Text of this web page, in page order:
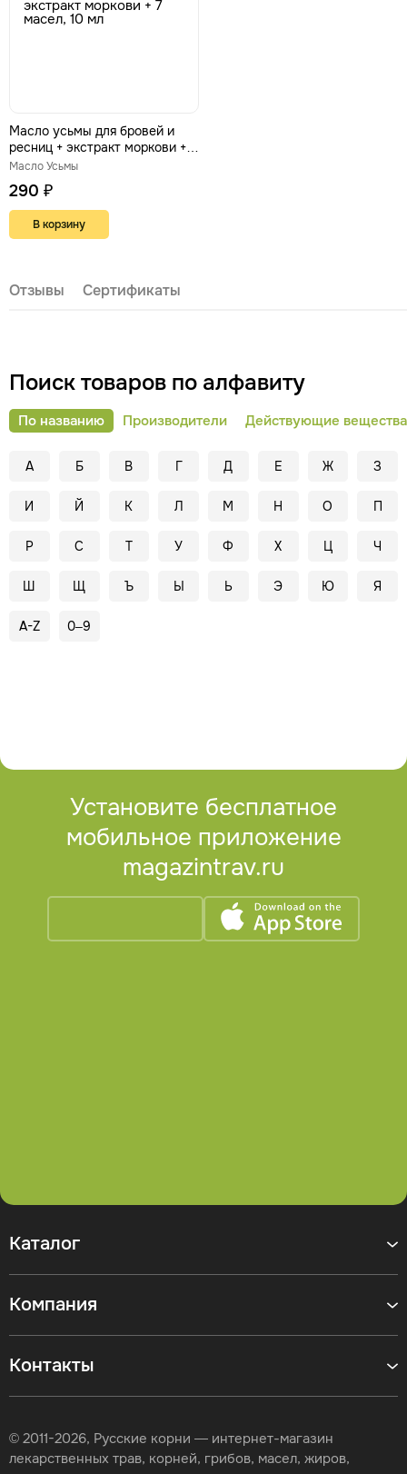
Масло усьмы для бровей и
ресниц + экстракт моркови + 7
масел, 10 мл
Масло Усьмы
290 ₽
В корзину
Отзывы Сертификаты
Поиск товаров по алфавиту
По названию Производители Действующие вещества
А Б В Г Д Е Ж З
И Й К Л М Н О П
Р С Т У Ф Х Ц Ч
Ш Щ Ъ Ы Ь Э Ю Я
A-Z 0–9
Установите бесплатное
мобильное приложение
magazintrav.ru
Контакты
Каталог
Компания
© 2011-2026, Русские корни — интернет-магазин
лекарственных трав, корней, грибов, масел, жиров,